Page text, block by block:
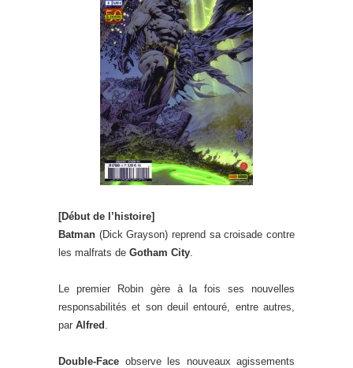
[Début de l’histoire]
Batman (Dick Grayson) reprend sa croisade contre
les malfrats de Gotham City.
Le premier Robin gère à la fois ses nouvelles
responsabilités et son deuil entouré, entre autres,
par Alfred .
Double-Face observe les nouveaux agissements